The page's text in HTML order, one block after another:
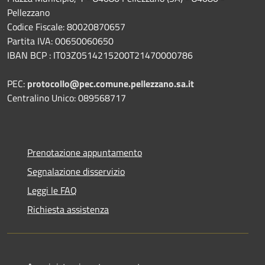
Pellezzano
Codice Fiscale: 80020870657
Partita IVA: 00650060650
IBAN BCP : IT03Z0514215200T21470000786
PEC: protocollo@pec.comune.pellezzano.sa.it
Centralino Unico: 089568717
Prenotazione appuntamento
Segnalazione disservizio
Leggi le FAQ
Richiesta assistenza